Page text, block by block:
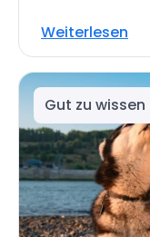
Weiterlesen
Gut zu wissen